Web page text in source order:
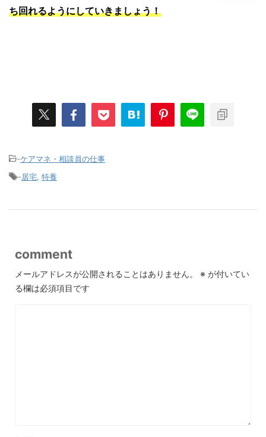
ち回れるようにしていきましょう！
-ケアマネ・相談員の仕事
-居宅, 特養
comment
メールアドレスが公開されることはありません。 ※ が付いてい
る欄は必須項目です